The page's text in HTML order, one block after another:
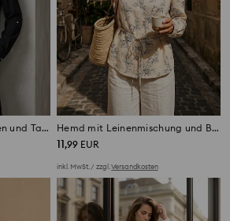
Hemd mit Cargo-Taschen und Taillenband Hemd mit Leinenmischung und Bindeband am Rücken
11,99 EUR
inkl. MwSt. / zzgl.Versandkosten